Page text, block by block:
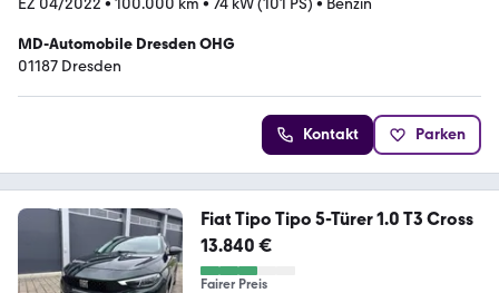
MD-Automobile Dresden OHG
01187 Dresden
Kontakt Parken
Fiat Tipo Tipo 5-Türer 1.0 T3 Cross
13.840 €
Fairer Preis